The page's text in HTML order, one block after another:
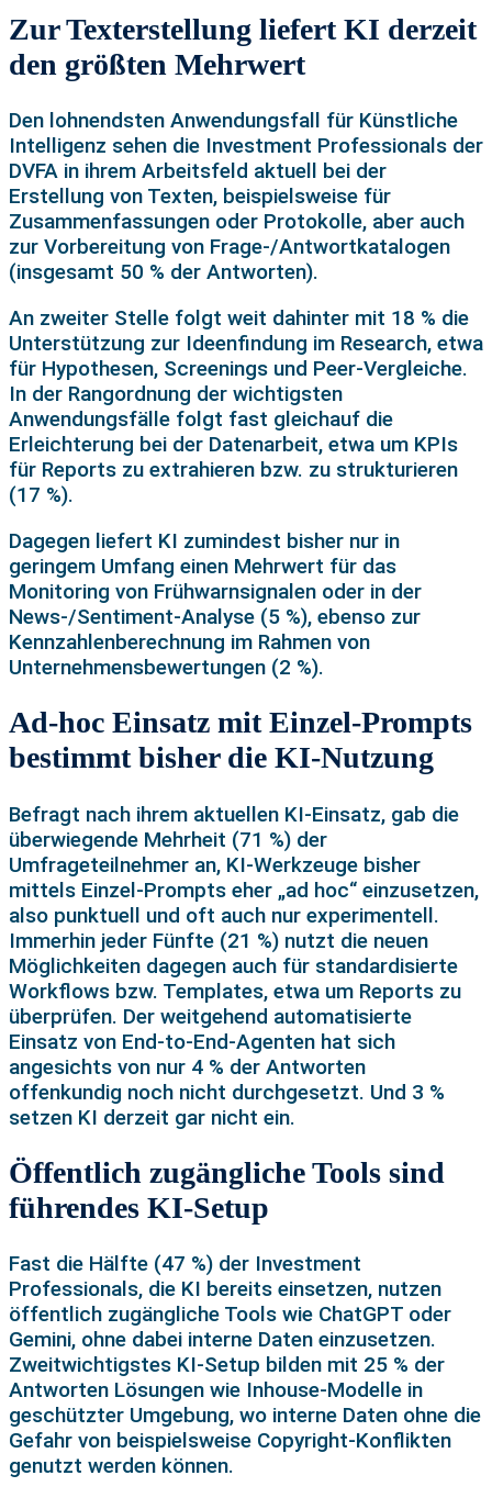
Zur Texterstellung liefert KI derzeit
den größten Mehrwert
Den lohnendsten Anwendungsfall für Künstliche
Intelligenz sehen die Investment Professionals der
DVFA in ihrem Arbeitsfeld aktuell bei der
Erstellung von Texten, beispielsweise für
Zusammenfassungen oder Protokolle, aber auch
zur Vorbereitung von Frage-/Antwortkatalogen
(insgesamt 50 % der Antworten).
An zweiter Stelle folgt weit dahinter mit 18 % die
Unterstützung zur Ideenfindung im Research, etwa
für Hypothesen, Screenings und Peer-Vergleiche.
In der Rangordnung der wichtigsten
Anwendungsfälle folgt fast gleichauf die
Erleichterung bei der Datenarbeit, etwa um KPIs
für Reports zu extrahieren bzw. zu strukturieren
(17 %).
Dagegen liefert KI zumindest bisher nur in
geringem Umfang einen Mehrwert für das
Monitoring von Frühwarnsignalen oder in der
News-/Sentiment-Analyse (5 %), ebenso zur
Kennzahlenberechnung im Rahmen von
Unternehmensbewertungen (2 %).
Ad-hoc Einsatz mit Einzel-Prompts
bestimmt bisher die KI-Nutzung
Befragt nach ihrem aktuellen KI-Einsatz, gab die
überwiegende Mehrheit (71 %) der
Umfrageteilnehmer an, KI-Werkzeuge bisher
mittels Einzel-Prompts eher „ad hoc“ einzusetzen,
also punktuell und oft auch nur experimentell.
Immerhin jeder Fünfte (21 %) nutzt die neuen
Möglichkeiten dagegen auch für standardisierte
Workflows bzw. Templates, etwa um Reports zu
überprüfen. Der weitgehend automatisierte
Einsatz von End-to-End-Agenten hat sich
angesichts von nur 4 % der Antworten
offenkundig noch nicht durchgesetzt. Und 3 %
setzen KI derzeit gar nicht ein.
Öffentlich zugängliche Tools sind
führendes KI-Setup
Fast die Hälfte (47 %) der Investment
Professionals, die KI bereits einsetzen, nutzen
öffentlich zugängliche Tools wie ChatGPT oder
Gemini, ohne dabei interne Daten einzusetzen.
Zweitwichtigstes KI-Setup bilden mit 25 % der
Antworten Lösungen wie Inhouse-Modelle in
geschützter Umgebung, wo interne Daten ohne die
Gefahr von beispielsweise Copyright-Konflikten
genutzt werden können.